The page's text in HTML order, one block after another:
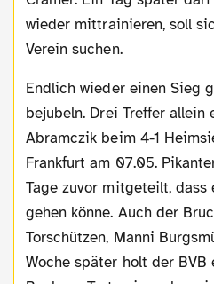
wieder mittrainieren, soll
Verein suchen.
Endlich wieder einen Sieg gab es kurz darauf zu
bejubeln. Drei Treffer allein
Abramczik beim 4-1
Frankfurt am 07.05.
Tage zuvor mitgeteilt, dass
gehen könne. Auch der
Torschützen, Manni
Woche später holt der BVB